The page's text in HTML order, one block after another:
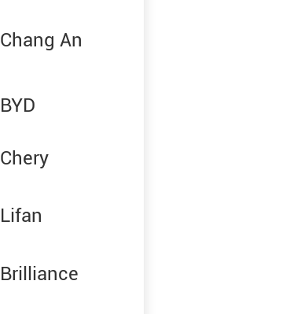
Chang An
BYD
Chery
Lifan
Brilliance